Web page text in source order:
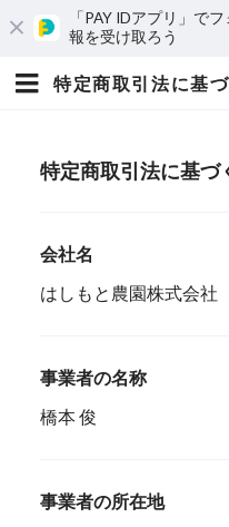
「PAY IDアプリ」で
報を受け取ろう
特定商取引法に基づ
会社名
はしもと農園株式会社
事業者の名称
橋本 俊
事業者の所在地